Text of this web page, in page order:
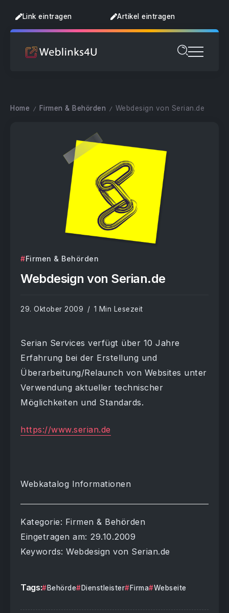
Link eintragen Artikel eintragen
Home / Firmen & Behörden / Webdesign von Serian.de
Firmen & Behörden
Webdesign von Serian.de
29. Oktober 2009 1 Min Lesezeit
Serian Services verfügt über 10 Jahre
Erfahrung bei der Erstellung und
Überarbeitung/Relaunch von Websites unter
Verwendung aktueller technischer
Möglichkeiten und Standards.
https://www.serian.de
Webkatalog Informationen
Kategorie: Firmen & Behörden
Eingetragen am: 29.10.2009
Keywords: Webdesign von Serian.de
Tags: Behörde Dienstleister Firma Webseite